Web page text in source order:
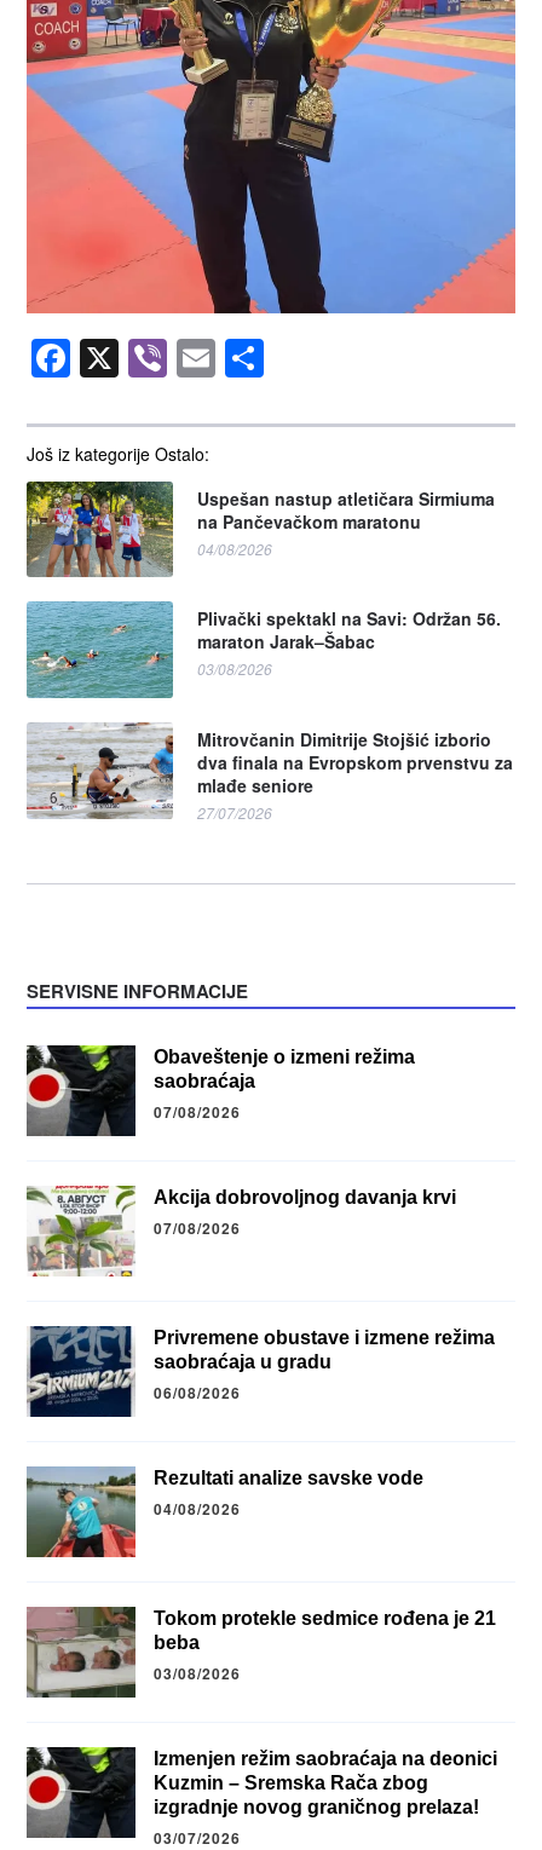
Još iz kategorije Ostalo:
Uspešan nastup atletičara Sirmiuma
na Pančevačkom maratonu
04/08/2026
Plivački spektakl na Savi: Održan 56.
maraton Jarak–Šabac
03/08/2026
Mitrovčanin Dimitrije Stojšić izborio
dva finala na Evropskom prvenstvu za
mlađe seniore
27/07/2026
Facebook
X Viber
Email
SERVISNE INFORMACIJE
Obaveštenje o izmeni režima
saobraćaja
07/08/2026
Akcija dobrovoljnog davanja krvi
07/08/2026
Privremene obustave i izmene režima
saobraćaja u gradu
06/08/2026
Rezultati analize savske vode
04/08/2026
Tokom protekle sedmice rođena je 21
beba
03/08/2026
Izmenjen režim saobraćaja na deonici
Kuzmin – Sremska Rača zbog
izgradnje novog graničnog prelaza!
03/07/2026